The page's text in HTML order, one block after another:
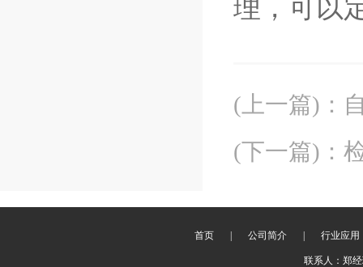
理，可以
(上一篇) ：
(下一篇) ：
首页 公司简介 行业应用
联系人：郑